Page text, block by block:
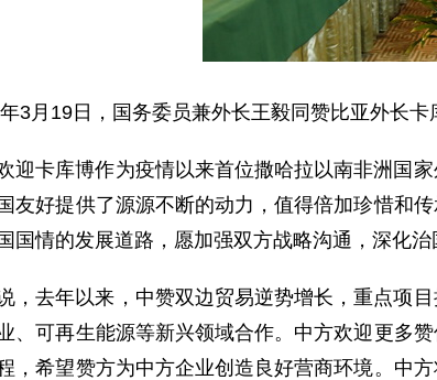
3月19日，国务委员兼外长王毅同赞比亚外长卡
迎卡库博作为疫情以来首位撒哈拉以南非洲国
友好提供了源源不断的动力，值得倍加珍惜和
国情的发展道路，愿加强双方战略沟通，深化
，去年以来，中赞双边贸易逆势增长，重点项
、可再生能源等新兴领域合作。中方欢迎更多
，希望赞方为中方企业创造良好营商环境。中